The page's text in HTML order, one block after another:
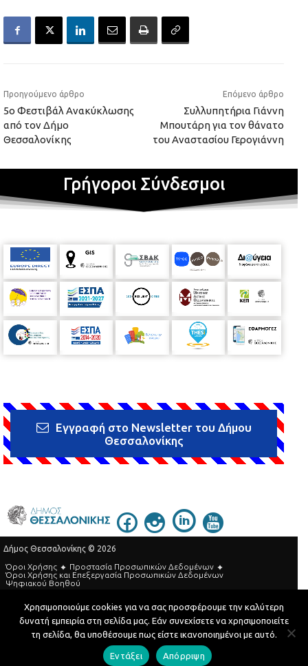
Προηγούμενο άρθρο
5ο Φεστιβάλ Ανακύκλωσης
από τον Δήμο
Θεσσαλονίκης
Επόμενο άρθρο
Συλλυπητήρια Γιάννη
Μπουτάρη για τον θάνατο
του Αναστασίου Γερογιάννη
Γρήγοροι Σύνδεσμοι
Εγγραφή στο Newsletter του Δήμου
Θεσσαλονίκης
Δήμος Θεσσαλονίκης © 2026
Όροι Χρήσης
Προστασία Προσωπικών Δεδομένων
Όροι Xρήσης και Eπεξεργασία Προσωπικών Δεδομένων
Ψηφιακού Βοηθού
Τηλεφωνικός Κατάλογος
Developed by MyCompany Projects
Χρησιμοποιούμε cookies για να σας προσφέρουμε την καλύτερη
δυνατή εμπειρία στη σελίδα μας. Εάν συνεχίσετε να χρησιμοποιείτε
τη σελίδα, θα υποθέσουμε πως είστε ικανοποιημένοι με αυτό.
Εντάξει Απόρριψη